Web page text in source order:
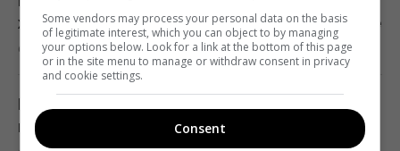
каждый пустяк
12:57 четверг, 06 августа 2026
Маскируют под работу, брак и лечение:
глава Нацполиции о новых схемах торговли
людьми
ждет успех, а кому стоит быть осторожнее
6 августа 2026, 12:55
Какое масло лучше — рафинированное или
нерафинированное: ответ удивит многих
Some vendors may process your personal data on the basis
of legitimate interest, which you can object to by managing
your options below. Look for a link at the bottom of this page
or in the site menu to manage or withdraw consent in privacy
and cookie settings.
Consent